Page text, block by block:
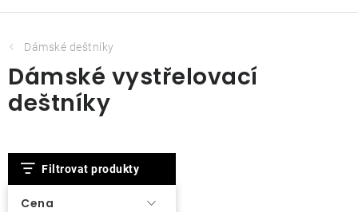
Stoly
Dámské deštníky
Dámské vystřelovací
deštníky
Filtrovat produkty
Cena
V
ý